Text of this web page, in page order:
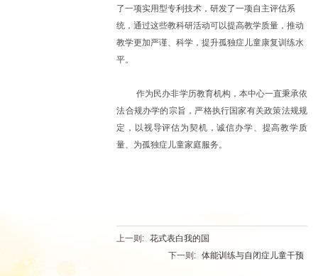
了一项实用型专利技术，研发了一项自主评估系
统，通过这些教科研活动可以提高教学质量，推动
教学更加严谨、科学，提升孤独症儿童康复训练水
平。
作为民办非学历教育机构，本中心一直秉承依
法合规办学的宗旨，严格执行国家有关政策法规规
定，以视导评估为契机，诚信办学、提高教学质
量、为孤独症儿童家庭服务。
上一则:
花式表白我的国
下一则:
体能训练与自闭症儿童干预